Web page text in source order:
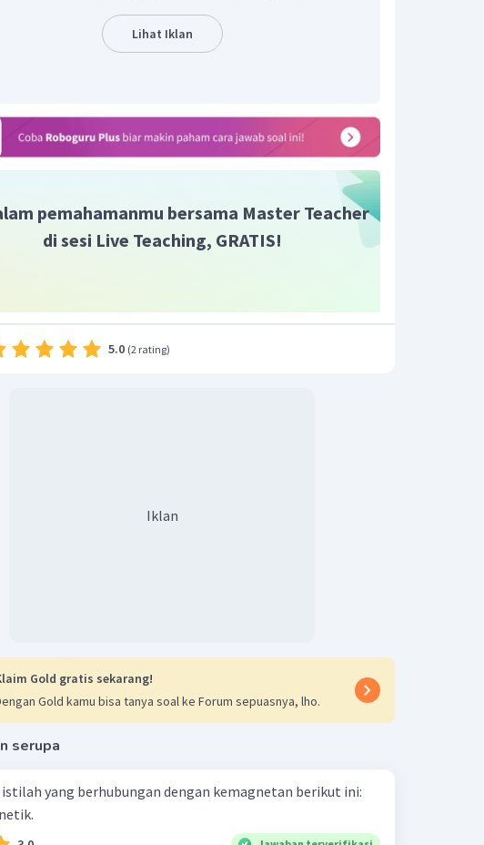
Lihat Iklan
pemahamanmu bersama Master Teacher
di sesi Live Teaching, GRATIS!
5.0 (2 rating)
Iklan
Gold gratis sekarang!
Gold kamu bisa tanya soal ke Forum sepuasnya, lho.
serupa
yang berhubungan dengan kemagnetan berikut ini: